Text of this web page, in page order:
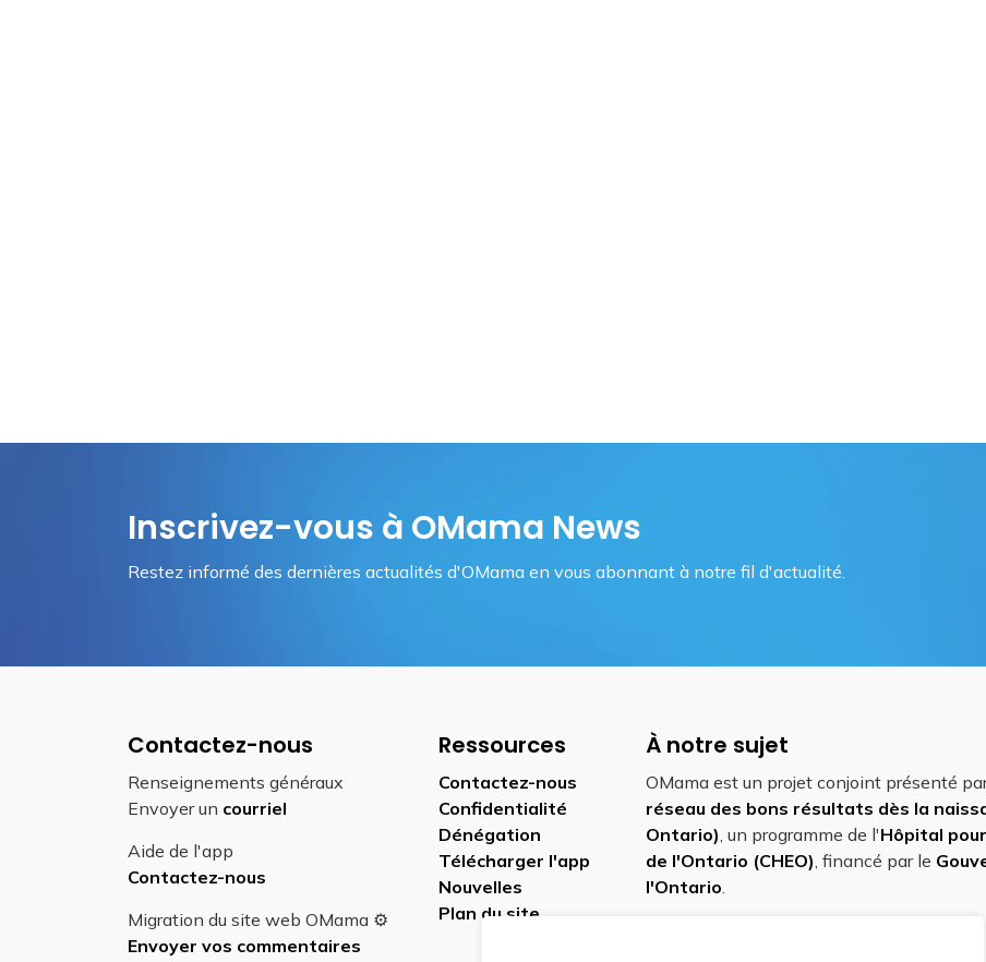
Inscrivez-vous à OMama News
Restez informé des dernières actualités d'OMama en vous abonnant à notre fil d'actualité.
Contactez-nous
Renseignements généraux
Envoyer un courriel
Aide de l'app
Contactez-nous
Migration du site web OMama ⚙️
Envoyer vos commentaires
Ressources
Contactez-nous
Confidentialité
Dénégation
Télécharger l'app
Nouvelles
Plan du site
À notre sujet
OMama est un projet conjoint présenté
réseau des bons résultats dès la
Ontario), un programme de l'Hôpital
de l'Ontario (CHEO), financé par le
l'Ontario.